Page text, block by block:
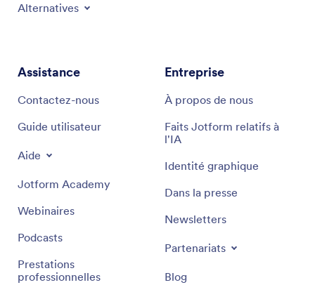
Alternatives
Assistance
Contactez-nous
Guide utilisateur
Aide
Jotform Academy
Webinaires
Podcasts
Prestations
professionnelles
Entreprise
À propos de nous
Faits Jotform relatifs à
l'IA
Identité graphique
Dans la presse
Newsletters
Partenariats
Blog